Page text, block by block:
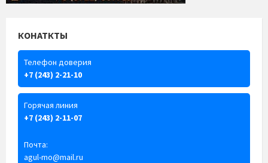
КОНАТКТЫ
Телефон доверия
+7 (243) 2-21-10
Горячая линия
+7 (243) 2-11-07
Почта:
agul-mo@mail.ru